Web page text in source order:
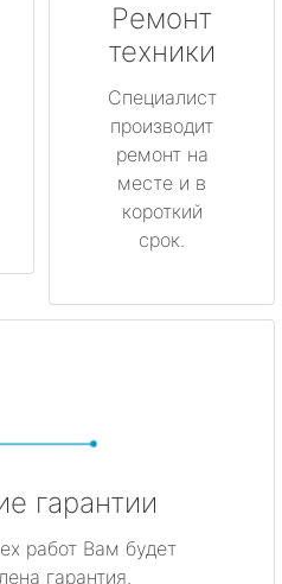
Ремонт
техники
Специалист
производит
ремонт на
месте и в
короткий
срок.
гарантии
работ Вам будет
гарантия.